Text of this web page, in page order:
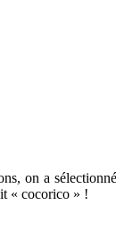
on a
« cocorico » !